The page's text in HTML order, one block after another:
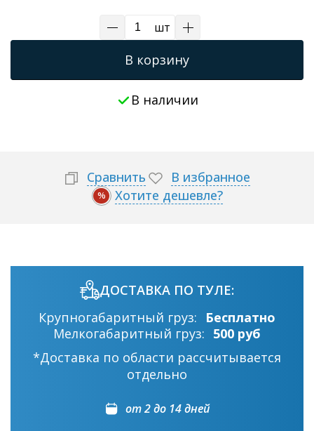
шт
В корзину
В наличии
Сравнить В избранное
% Хотите дешевле?
ДОСТАВКА ПО ТУЛЕ:
Крупногабаритный груз:
Бесплатно
Мелкогабаритный груз: 500 руб
*Доставка по области рассчитывается
отдельно
от 2 до 14 дней